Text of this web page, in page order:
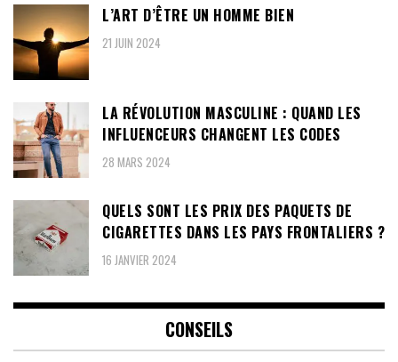
L’ART D’ÊTRE UN HOMME BIEN
21 JUIN 2024
LA RÉVOLUTION MASCULINE : QUAND LES
INFLUENCEURS CHANGENT LES CODES
28 MARS 2024
QUELS SONT LES PRIX DES PAQUETS DE
CIGARETTES DANS LES PAYS FRONTALIERS ?
16 JANVIER 2024
CONSEILS